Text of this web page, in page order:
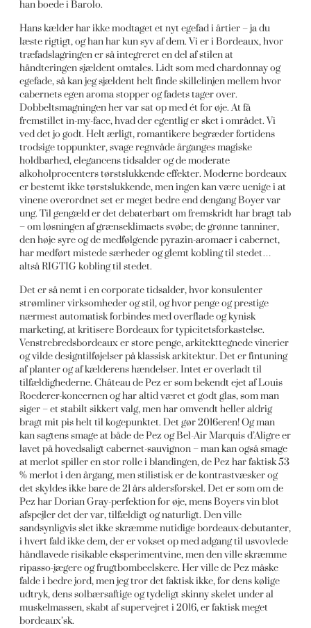
han boede i Barolo.
Hans kælder har ikke modtaget et nyt egefad i årtier – ja du
læste rigtigt, og han har kun syv af dem. Vi er i Bordeaux, hvor
træfadslagringen er så integreret en del af stilen at
håndteringen sjældent omtales. Lidt som med chardonnay og
egefade, så kan jeg sjældent helt finde skillelinjen mellem hvor
cabernets egen aroma stopper og fadets tager over.
Dobbeltsmagningen her var sat op med ét for øje. At få
fremstillet in-my-face, hvad der egentlig er sket i området. Vi
ved det jo godt. Helt ærligt, romantikere begræder fortidens
trodsige toppunkter, svage regnvåde årganges magiske
holdbarhed, elegancens tidsalder og de moderate
alkoholprocenters tørstslukkende effekter. Moderne bordeaux
er bestemt ikke tørstslukkende, men ingen kan være uenige i at
vinene overordnet set er meget bedre end dengang Boyer var
ung. Til gengæld er det debaterbart om fremskridt har bragt tab
– om løsningen af grænseklimaets svøbe; de grønne tanniner,
den høje syre og de medfølgende pyrazin-aromaer i cabernet,
har medført mistede særheder og glemt kobling til stedet…
altså RIGTIG kobling til stedet.
Det er så nemt i en corporate tidsalder, hvor konsulenter
strømliner virksomheder og stil, og hvor penge og prestige
nærmest automatisk forbindes med overflade og kynisk
marketing, at kritisere Bordeaux for typicitetsforkastelse.
Venstrebredsbordeaux er store penge, arkitekttegnede vinerier
og vilde designtilføjelser på klassisk arkitektur. Det er fintuning
af planter og af kælderens hændelser. Intet er overladt til
tilfældighederne. Château de Pez er som bekendt ejet af Louis
Roederer-koncernen og har altid været et godt glas, som man
siger – et stabilt sikkert valg, men har omvendt heller aldrig
bragt mit pis helt til kogepunktet. Det gør 2016eren! Og man
kan sagtens smage at både de Pez og Bel-Air Marquis d’Aligre er
lavet på hovedsaligt cabernet-sauvignon – man kan også smage
at merlot spiller en stor rolle i blandingen, de Pez har faktisk 53
% merlot i den årgang, men stilistisk er de kontrastvæsker og
det skyldes ikke bare de 21 års aldersforskel. Det er som om de
Pez har Dorian Gray-perfektion for øje, mens Boyers vin blot
afspejler det der var, tilfældigt og naturligt. Den ville
sandsynligvis slet ikke skræmme nutidige bordeaux-debutanter,
i hvert fald ikke dem, der er vokset op med adgang til usvovlede
håndlavede risikable eksperimentvine, men den ville skræmme
ripasso-jægere og frugtbombeelskere. Her ville de Pez måske
falde i bedre jord, men jeg tror det faktisk ikke, for dens kølige
udtryk, dens solbærsaftige og tydeligt skinny skelet under al
muskelmassen, skabt af supervejret i 2016, er faktisk meget
bordeaux’sk.